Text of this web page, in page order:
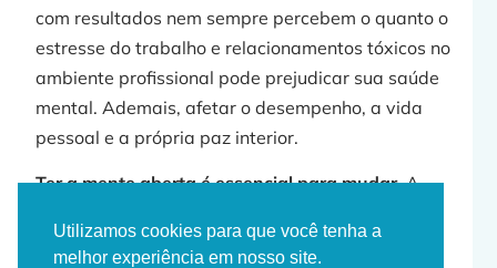
com resultados nem sempre percebem o quanto o
estresse do trabalho e relacionamentos tóxicos no
ambiente profissional pode prejudicar sua saúde
mental. Ademais, afetar o desempenho, a vida
pessoal e a própria paz interior.
Ter a mente aberta é essencial para mudar.A
descobertas. E quanto mais você fortalece sua
Utilizamos cookies para que você tenha a
melhor experiência em nosso site.